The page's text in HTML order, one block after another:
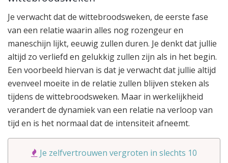
Je verwacht dat de wittebroodsweken, de eerste fase
van een relatie waarin alles nog rozengeur en
maneschijn lijkt, eeuwig zullen duren. Je denkt dat jullie
altijd zo verliefd en gelukkig zullen zijn als in het begin.
Een voorbeeld hiervan is dat je verwacht dat jullie altijd
evenveel moeite in de relatie zullen blijven steken als
tijdens de wittebroodsweken. Maar in werkelijkheid
verandert de dynamiek van een relatie na verloop van
tijd en is het normaal dat de intensiteit afneemt.
Je zelfvertrouwen vergroten in slechts 10